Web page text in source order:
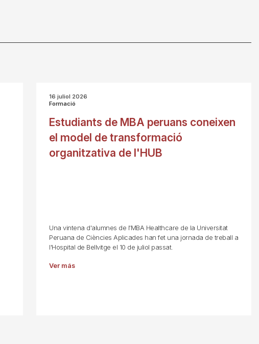
16 juliol 2026
Formació
Estudiants de MBA peruans coneixen
el model de transformació
organitzativa de l'HUB
Una vintena d'alumnes de l'MBA Healthcare de la Universitat
Peruana de Ciències Aplicades han fet una jornada de treball a
l'Hospital de Bellvitge el 10 de juliol passat.
Ver más